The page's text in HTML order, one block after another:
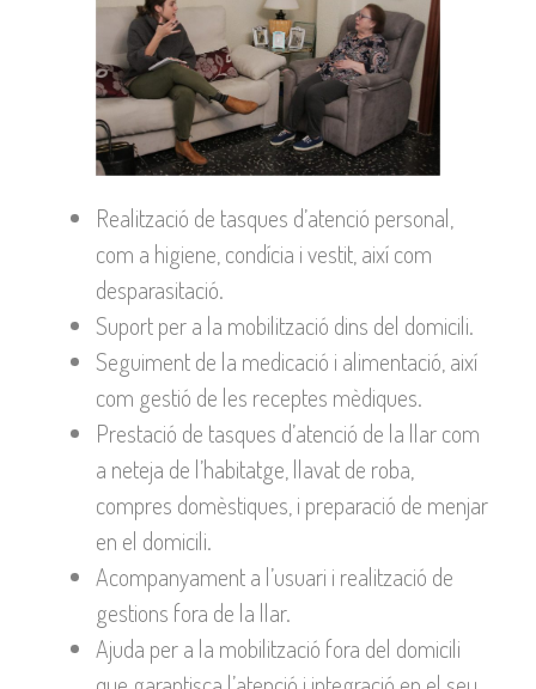
Realització de tasques d’atenció personal,
com a higiene, condícia i vestit, així com
desparasitació.
Suport per a la mobilització dins del domicili.
Seguiment de la medicació i alimentació, així
com gestió de les receptes mèdiques.
Prestació de tasques d’atenció de la llar com
a neteja de l’habitatge, llavat de roba,
compres domèstiques, i preparació de menjar
en el domicili.
Acompanyament a l’usuari i realització de
gestions fora de la llar.
Ajuda per a la mobilització fora del domicili